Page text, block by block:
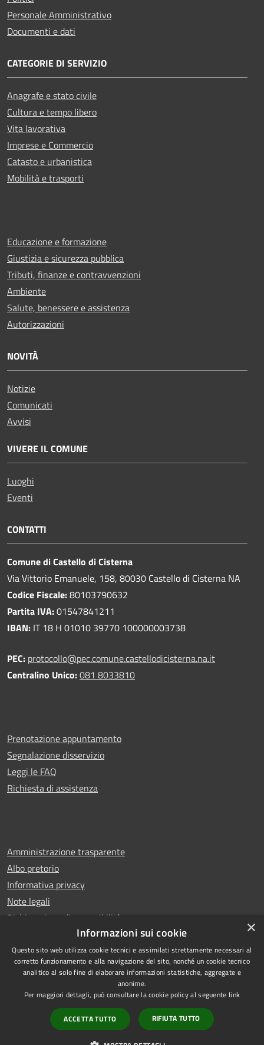
Personale Amministrativo
Documenti e dati
CATEGORIE DI SERVIZIO
Anagrafe e stato civile
Cultura e tempo libero
Vita lavorativa
Imprese e Commercio
Catasto e urbanistica
Mobilità e trasporti
Educazione e formazione
Giustizia e sicurezza pubblica
Tributi, finanze e contravvenzioni
Ambiente
Salute, benessere e assistenza
Autorizzazioni
NOVITÀ
Notizie
Comunicati
Avvisi
VIVERE IL COMUNE
Luoghi
Eventi
CONTATTI
Comune di Castello di Cisterna
Via Vittorio Emanuele, 158, 80030 Castello di Cisterna NA
Codice Fiscale:80103790632
Partita IVA:01547841211
IBAN: IT 18 H 01010 39770 100000003738
PEC: protocollo@pec.comune.castellodicisterna.na.it
Centralino Unico:081 8033810
Prenotazione appuntamento
Segnalazione disservizio
Leggi le FAQ
Richiesta di assistenza
Amministrazione trasparente
Albo pretorio
Informativa privacy
Note legali
Dichiarazione di accessibilità
RSS
Accessibilità
Copyright © 2026 • Comune di
Castello di Cisterna • Powered
byMunicipium•
redazione
×
Informazioni sui cookie
Questo sito web utilizza cookie tecnici e assimilati strettamente necessari al
corretto funzionamento e alla navigazione del sito, nonché un cookie tecnico
analitico al solo fine di elaborare informazioni statistiche, aggregate e
anonime.
Per maggiori dettagli, può consultare la cookie policy al seguente link
ACCETTA TUTTO RIFIUTA TUTTO